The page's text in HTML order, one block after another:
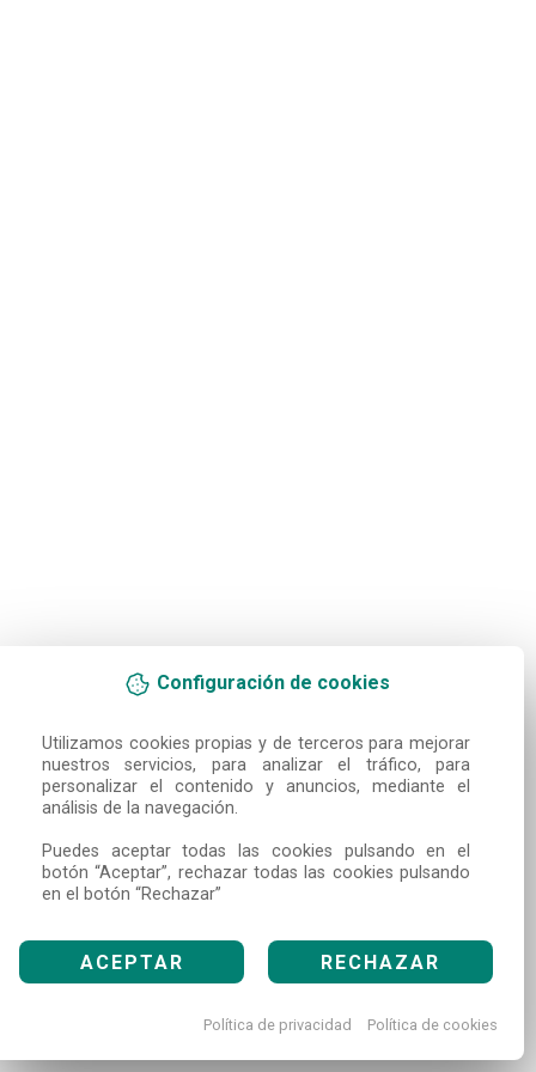
Configuración de cookies
Utilizamos cookies propias y de terceros para mejorar
nuestros servicios, para analizar el tráfico, para
personalizar el contenido y anuncios, mediante el
análisis de la navegación.
Puedes aceptar todas las cookies pulsando en el
botón “Aceptar”, rechazar todas las cookies pulsando
en el botón “Rechazar”
ACEPTAR RECHAZAR
Política de privacidad Política de cookies